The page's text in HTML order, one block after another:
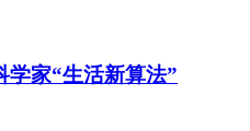
家“生活新算法”